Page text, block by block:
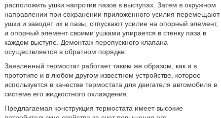
расположить ушки напротив пазов в выступах. Затем в окружном
направлении при сохранении приложенного усилия перемещают
ушки и заводят их в пазы, отпускают усилие на опорный элемент,
и опорный элемент своими ушками упирается в стенку паза в
каждом выступе. Демонтаж перепускного клапана
осуществляется в обратном порядке.
Заявленный термостат работает таким же образом, как и в
прототипе и в любом другом известном устройстве, которое
используется в качестве термостата для двигателя автомобиля в
системе его жидкостного охлаждения.
Предлагаемая конструкция термостата имеет высокие